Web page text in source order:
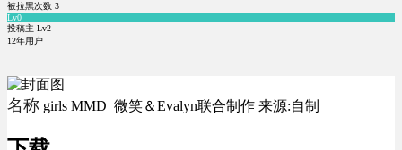
被拉黑次数 3
Lv0
投稿主 Lv2
12年用户
名称 girls MMD 微笑＆Evalyn联合制作 来源:自制